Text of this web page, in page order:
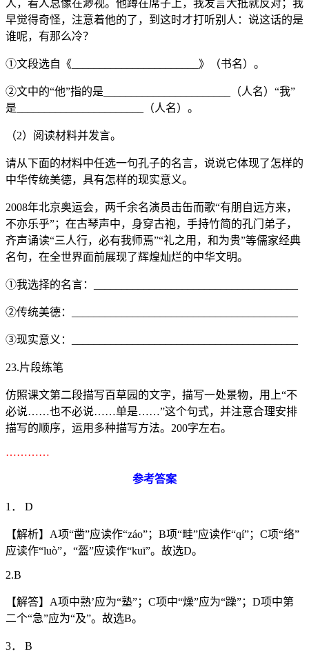
人，看人总像在渺视。他蹲在席子上，我发言大抵就反对；我
早觉得奇怪，注意着他的了，到这时才打听别人：说这话的是
谁呢，有那么冷？
①文段选自《_______________________》（书名）。
②文中的“他”指的是_______________________（人名）“我”
是_______________________（人名）。
（2）阅读材料并发言。
请从下面的材料中任选一句孔子的名言，说说它体现了怎样的
中华传统美德，具有怎样的现实意义。
2008年北京奥运会，两千余名演员击缶而歌“有朋自远方来，
不亦乐乎”；在古琴声中，身穿古袍，手持竹简的孔门弟子，
齐声诵读“三人行，必有我师焉”“礼之用，和为贵”等儒家经典
名句，在全世界面前展现了辉煌灿烂的中华文明。
①我选择的名言：_____________________________________
②传统美德：_________________________________________
③现实意义：_________________________________________
23.片段练笔
仿照课文第二段描写百草园的文字，描写一处景物，用上“不
必说……也不必说……单是……”这个句式，并注意合理安排
描写的顺序，运用多种描写方法。200字左右。
…………
参考答案
1． D
【解析】A项“凿”应读作“záo”；B项“畦”应读作“qí”；C项“络”
应读作“luò”，“盔”应读作“kuī”。故选D。
2.B
【解答】A项中熟’应为“塾”；C项中“燥”应为“躁”；D项中第
二个“急”应为“及”。故选B。
3． B